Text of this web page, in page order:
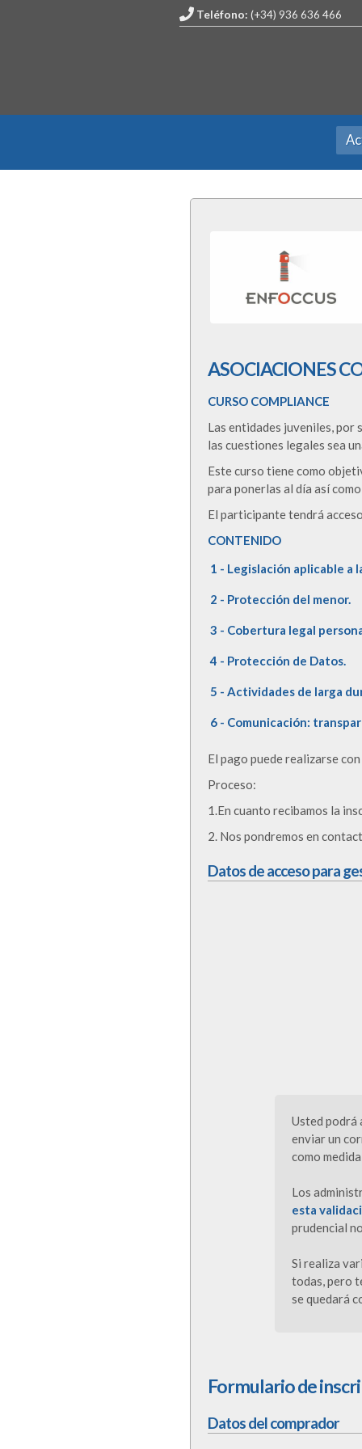
Teléfono: (+34) 936 636 466
ASOCIACIONES
CURSO COMPLIANCE
Las entidades juveniles, por
las cuestiones legales sea
Este curso tiene como
para ponerlas al día así
El participante tendrá
CONTENIDO
1 - Legislación aplicable a
2 - Protección del menor.
3 - Cobertura legal
4 - Protección de Datos.
5 - Actividades de larga
6 - Comunicación:
El pago puede realizarse
Proceso:
1.En cuanto recibamos la
2. Nos pondremos en
Datos de acceso para
Usted podrá
enviar un
como
Los
esta
prudencial
Si realiza
todas, pero
se quedará
Formulario de
Datos del comprador